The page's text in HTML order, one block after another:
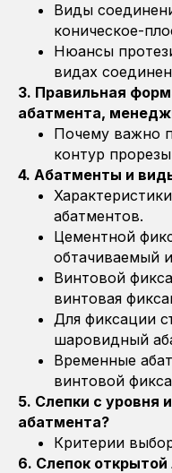
Виды
коническое-
Нюансы
видах
3. Правильная
абатмента,
Почему важно
контур
4. Абатменты и
абатментов.
Цементной
обтачиваемый
Винтовой
винтовая
Для фиксации
шаровидный
Временные
винтовой
5. Слепки с уровня
абатмента?
Критерии
6. Слепок